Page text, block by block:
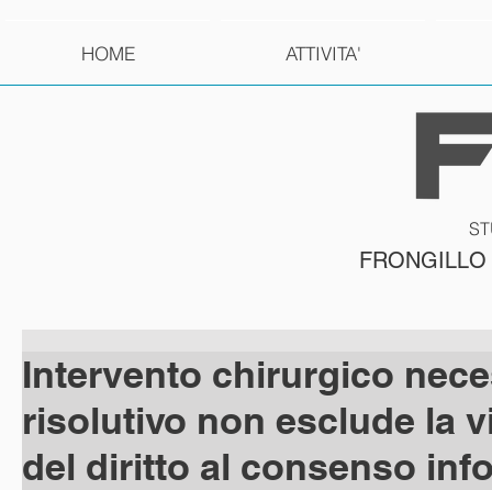
HOME ATTIVITA'
Intervento chirurgico
risolutivo non esclude la
del diritto al consenso